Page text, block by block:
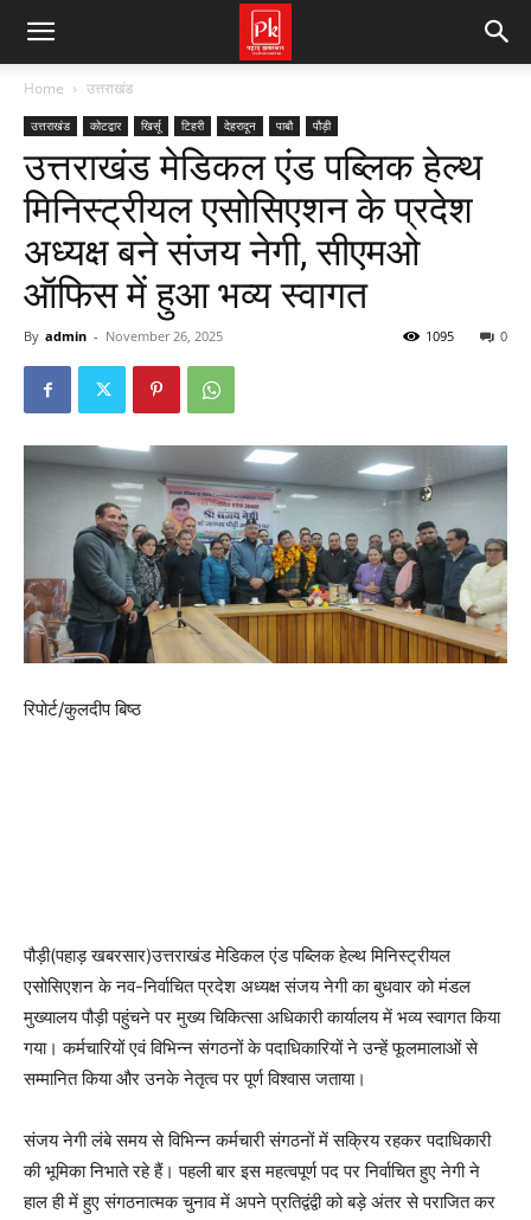
Home उत्तराखंड
उत्तराखंड कोटद्वार खिर्सू टिहरी देहरादून पाबौ पौड़ी
उत्तराखंड मेडिकल एंड पब्लिक हेल्थ
मिनिस्ट्रीयल एसोसिएशन के प्रदेश
अध्यक्ष बने संजय नेगी, सीएमओ
ऑफिस में हुआ भव्य स्वागत
By admin - November 26, 2025 0
1095
रिपोर्ट/कुलदीप बिष्ठ
पौड़ी(पहाड़ खबरसार)उत्तराखंड मेडिकल एंड पब्लिक हेल्थ मिनिस्ट्रीयल
एसोसिएशन के नव-निर्वाचित प्रदेश अध्यक्ष संजय नेगी का बुधवार को मंडल
मुख्यालय पौड़ी पहुंचने पर मुख्य चिकित्सा अधिकारी कार्यालय में भव्य स्वागत किया
गया। कर्मचारियों एवं विभिन्न संगठनों के पदाधिकारियों ने उन्हें फूलमालाओं से
सम्मानित किया और उनके नेतृत्व पर पूर्ण विश्वास जताया।
संजय नेगी लंबे समय से विभिन्न कर्मचारी संगठनों में सक्रिय रहकर पदाधिकारी
की भूमिका निभाते रहे हैं। पहली बार इस महत्वपूर्ण पद पर निर्वाचित हुए नेगी ने
हाल ही में हुए संगठनात्मक चुनाव में अपने प्रतिद्वंद्वी को बड़े अंतर से पराजित कर